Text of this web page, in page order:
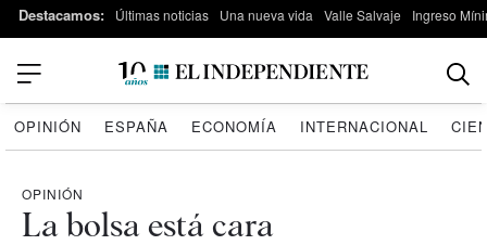
Destacamos: Últimas noticias Una nueva vida Valle Salvaje Ingreso
OPINIÓN ESPAÑA ECONOMÍA INTERNACIONAL
OPINIÓN
La bolsa está cara